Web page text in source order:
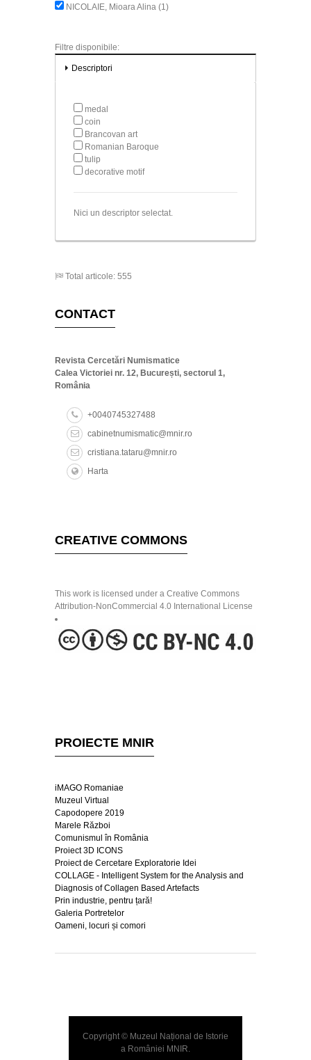
NICOLAIE, Mioara Alina (1)
Filtre disponibile:
Descriptori
medal
coin
Brancovan art
Romanian Baroque
tulip
decorative motif
Nici un descriptor selectat.
Total articole: 555
CONTACT
Revista Cercetări Numismatice
Calea Victoriei nr. 12, București, sectorul 1,
România
+0040745327488
cabinetnumismatic@mnir.ro
cristiana.tataru@mnir.ro
Harta
CREATIVE COMMONS
This work is licensed under a Creative Commons
Attribution-NonCommercial 4.0 International License
PROIECTE MNIR
iMAGO Romaniae
Muzeul Virtual
Capodopere 2019
Marele Război
Comunismul în România
Proiect 3D ICONS
Proiect de Cercetare Exploratorie Idei
COLLAGE - Intelligent System for the Analysis and
Diagnosis of Collagen Based Artefacts
Prin industrie, pentru țară!
Galeria Portretelor
Oameni, locuri și comori
Copyright © Muzeul Național de Istorie
a României MNIR.